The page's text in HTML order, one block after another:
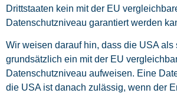
Drittstaaten kein mit der EU
Datenschutzniveau garantiert werden
Wir weisen darauf hin, dass die USA als
grundsätzlich ein mit der EU
Datenschutzniveau aufweisen. Eine
die USA ist danach zulässig, wenn der